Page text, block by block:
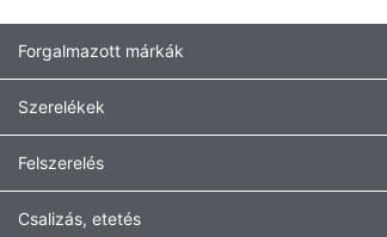
Forgalmazott márkák
Szerelékek
Felszerelés
Csalizás, etetés